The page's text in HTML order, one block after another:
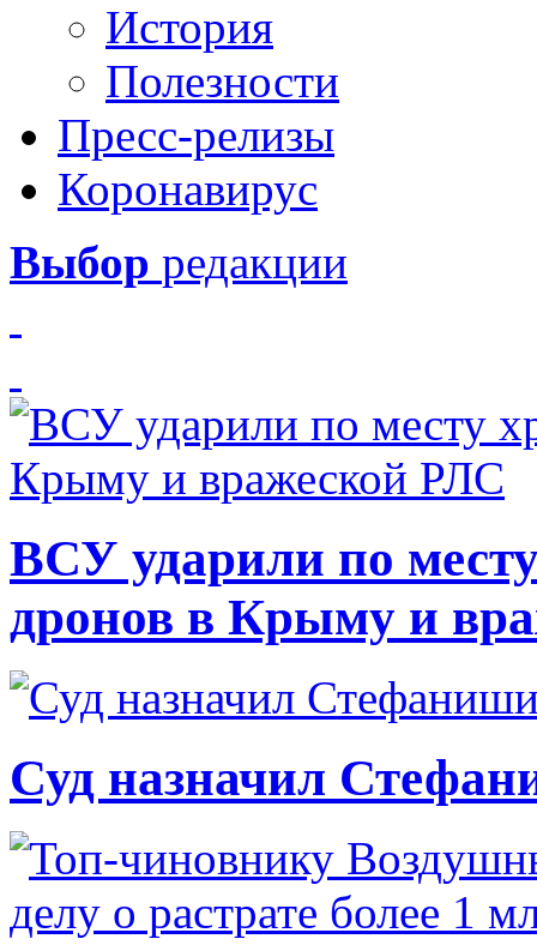
История
Полезности
Пресс-релизы
Коронавирус
Выбор редакции
ВСУ ударили по
дронов в Крыму и
Суд назначил